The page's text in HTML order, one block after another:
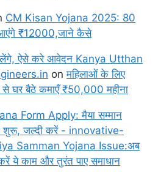
CM Kisan Yojana 2025: 80
₹12000,जाने कैसे
ऐसे करे आवेदन Kanya Utthan
onमहिलाओं के लिए
से घर बैठे कमाएँ ₹50,000 महीना
Form Apply: मैया सम्मान
शुरू, जल्दी करें - innovative-
Samman Yojana Issue:अब
ये काम और तुरंत पाए समाधान